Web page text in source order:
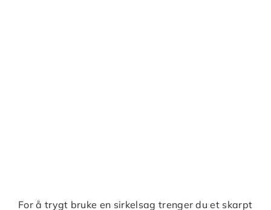
For å trygt bruke en sirkelsag trenger du et skarpt